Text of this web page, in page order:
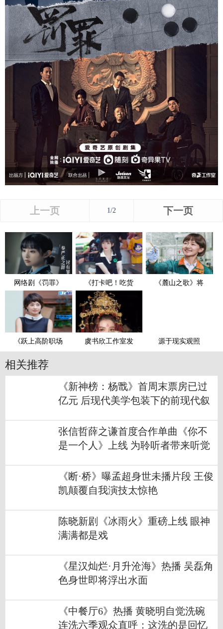
上一页 1/2 下一页
网络剧《罚罪》 《打卡吧！吃货 《麓山之歌》将
《跃上高阶职场 虞书欣工作室发 源于现实观照
相关推荐
《新神榜：杨戬》首周末票房已过
亿元 后现代美学包装下的前现代叙
张信哲薛之谦首度合作单曲《你不
是一个人》上线 为聆听者带来听觉
《断·桥》曝孟超身世未播片段 王俊
凯颠覆自我演技太惊艳
陈晓新剧《冰雨火》重磅上线 眼神
满满都是戏
《星汉灿烂·月升沧海》热播 吴磊角
色身世即将浮出水面
《中餐厅6》热播 黄晓明自觉洗碗
连洗六季观众直呼：这洗的是回忆